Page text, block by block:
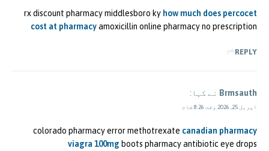
rx discount pharmacy middlesboro ky how much does percocet
cost at pharmacyamoxicillin online pharmacy no prescription
REPLY
Brmsauth نے کہا:
اپریل 25, 2026 وقت 8:26 شام
colorado pharmacy error methotrexate canadian pharmacy
viagra 100mg boots pharmacy antibiotic eye drops